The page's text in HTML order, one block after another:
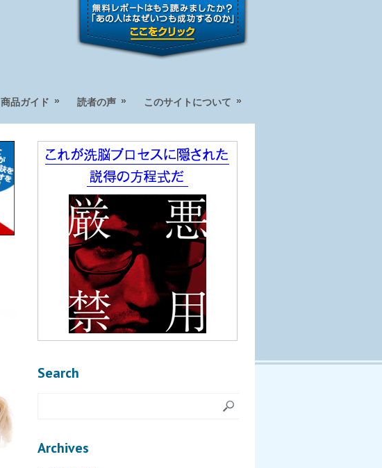
商品ガイド » 読者の声 » このサイトについて »
Search
Archives